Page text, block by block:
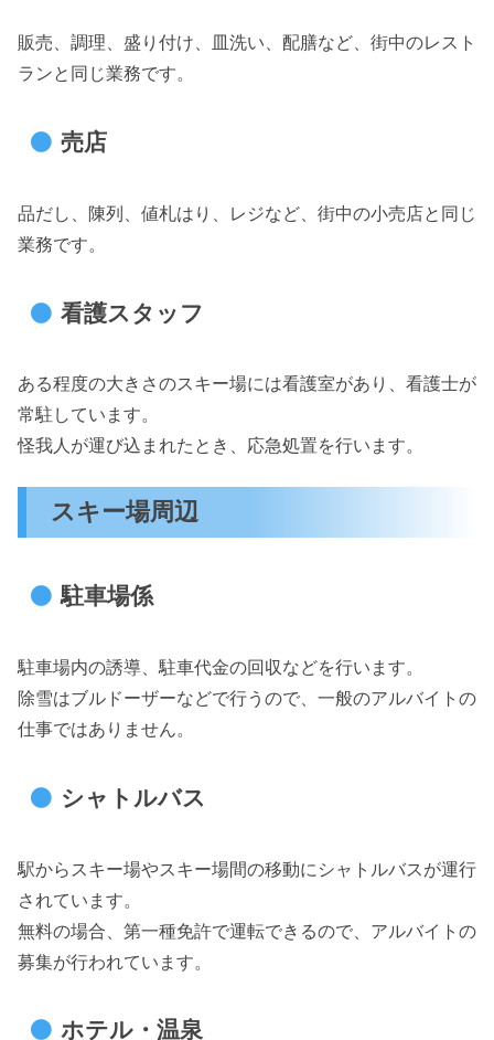
販売、調理、盛り付け、皿洗い、配膳など、街中のレスト
ランと同じ業務です。
売店
品だし、陳列、値札はり、レジなど、街中の小売店と同じ
業務です。
看護スタッフ
ある程度の大きさのスキー場には看護室があり、看護士が
常駐しています。
怪我人が運び込まれたとき、応急処置を行います。
スキー場周辺
駐車場係
駐車場内の誘導、駐車代金の回収などを行います。
除雪はブルドーザーなどで行うので、一般のアルバイトの
仕事ではありません。
シャトルバス
駅からスキー場やスキー場間の移動にシャトルバスが運行
されています。
無料の場合、第一種免許で運転できるので、アルバイトの
募集が行われています。
ホテル・温泉